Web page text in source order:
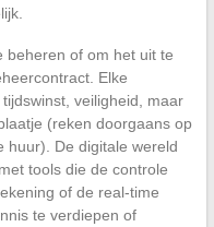
beheren of om het uit te
Elke
veiligheid, maar
(reken doorgaans op
huur). De digitale wereld
tools die de controle
of de real-time
te verdiepen of